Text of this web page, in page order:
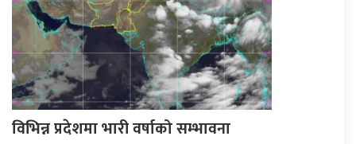
विभिन्न प्रदेशमा भारी वर्षाको सम्भावना